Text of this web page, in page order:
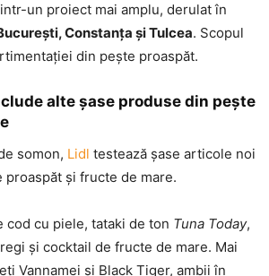
un proiect mai amplu, derulat în
Constanța și Tulcea. Scopul
din pește proaspăt.
alte șase produse din pește
somon, Lidl testează șase articole noi
și fructe de mare.
cod cu piele, tataki de ton Tuna Today,
și cocktail de fructe de mare. Mai
Vannamei și Black Tiger, ambii în